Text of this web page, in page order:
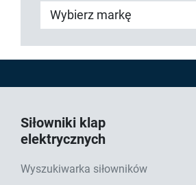
Siłowniki klap
elektrycznych
Wyszukiwarka siłowników